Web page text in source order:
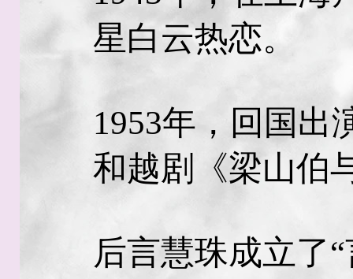
星白云热恋。
1953年，回国出
和越剧《梁山伯
后言慧珠成立了